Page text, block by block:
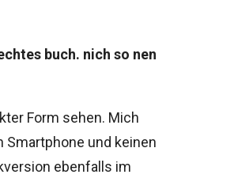
buch. nich so nen
Form sehen. Mich
Smartphone und keinen
ebenfalls im